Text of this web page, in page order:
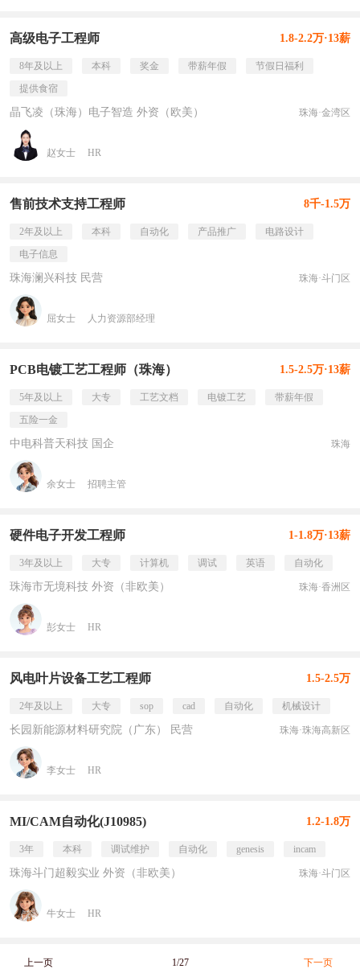
高级电子工程师 1.8-2.2万·13薪
8年及以上 本科 奖金 带薪年假
节假日福利
提供食宿
晶飞凌（珠海）电子智造 外资（欧美） 珠海·金湾区
赵女士 HR
售前技术支持工程师 8千-1.5万
2年及以上 本科 自动化 产品推广
电路设计
电子信息
珠海澜兴科技 民营 珠海·斗门区
屈女士 人力资源部经理
PCB电镀工艺工程师（珠海） 1.5-2.5万·13薪
5年及以上 大专 工艺文档 电镀工艺
带薪年假
五险一金
中电科普天科技 国企 珠海
余女士 招聘主管
硬件电子开发工程师 1-1.8万·13薪
3年及以上 大专 计算机 调试 英语 自动化
珠海市无境科技 外资（非欧美） 珠海·香洲区
彭女士 HR
风电叶片设备工艺工程师 1.5-2.5万
2年及以上 大专 sop cad 自动化 机械设计
长园新能源材料研究院（广东） 民营 珠海·珠海高新区
李女士 HR
MI/CAM自动化(J10985) 1.2-1.8万
3年 本科 调试维护 自动化 genesis incam
珠海斗门超毅实业 外资（非欧美） 珠海·斗门区
牛女士 HR
上一页 1/27 下一页